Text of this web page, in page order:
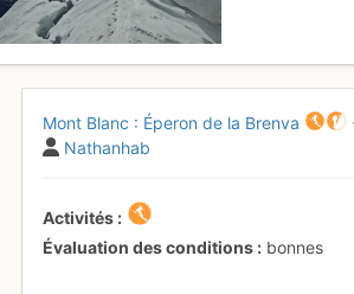
Mont Blanc : Éperon de la Brenva
Nathanhab
Activités
Évaluation des conditions
bonnes